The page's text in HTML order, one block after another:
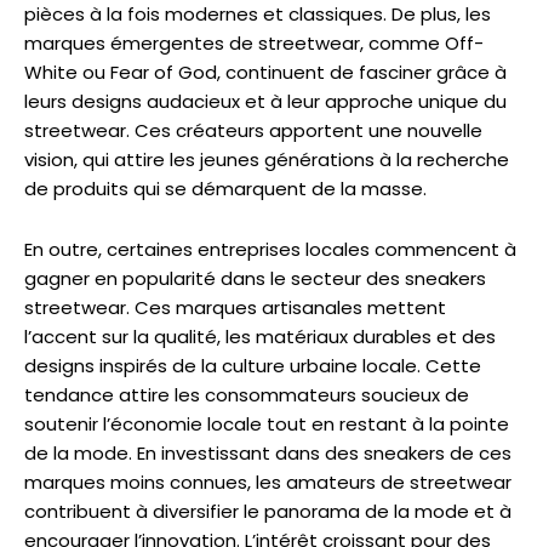
pièces à la fois modernes et classiques. De plus, les
marques émergentes de streetwear, comme Off-
White ou Fear of God, continuent de fasciner grâce à
leurs designs audacieux et à leur approche unique du
streetwear. Ces créateurs apportent une nouvelle
vision, qui attire les jeunes générations à la recherche
de produits qui se démarquent de la masse.
En outre, certaines entreprises locales commencent à
gagner en popularité dans le secteur des sneakers
streetwear. Ces marques artisanales mettent
l’accent sur la qualité, les matériaux durables et des
designs inspirés de la culture urbaine locale. Cette
tendance attire les consommateurs soucieux de
soutenir l’économie locale tout en restant à la pointe
de la mode. En investissant dans des sneakers de ces
marques moins connues, les amateurs de streetwear
contribuent à diversifier le panorama de la mode et à
encourager l’innovation. L’intérêt croissant pour des